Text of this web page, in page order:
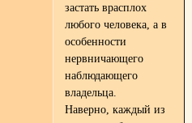
застать врасплох
любого человека, а в
особенности
нервничающего
наблюдающего
владельца.
Наверно, каждый из